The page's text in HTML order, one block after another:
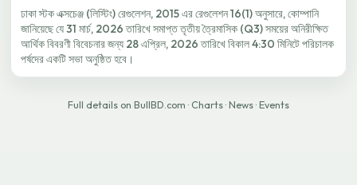
ঢাকা স্টক এক্সচেঞ্জ (লিস্টিং) রেগুলেশন, 2015 এর রেগুলেশন 16(1) অনুসারে, কোম্পানি
জানিয়েছে যে 31 মার্চ, 2026 তারিখে সমাপ্ত তৃতীয় ত্রৈমাসিক (Q3) সময়ের অনিরীক্ষিত
আর্থিক বিবরণী বিবেচনার জন্য 28 এপ্রিল, 2026 তারিখে বিকাল 4:30 মিনিটে পরিচালক
পর্ষদের একটি সভা অনুষ্ঠিত হবে।
Full details on BullBD.com · Charts · News · Events